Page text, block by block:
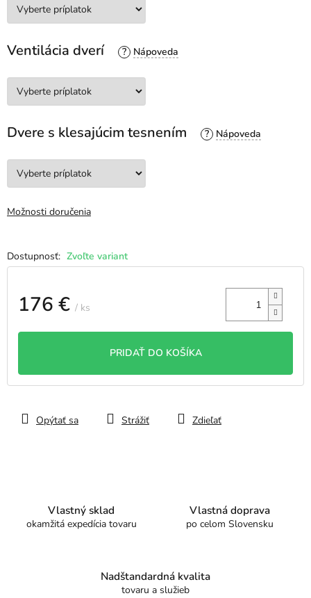
Zvoľte variant
Ventilácia dverí ?
Dvere s klesajúcim tesnením ?
Možnosti doručenia
176 € / ks
PRIDAŤ DO KOŠÍKA
Opýtať sa Strážiť Zdieľať
Vlastný sklad
okamžitá expedícia tovaru
Vlastná doprava
po celom Slovensku
Nadštandardná kvalita
tovaru a služieb